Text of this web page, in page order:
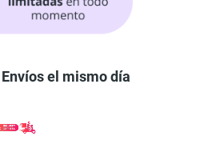
el mismo día